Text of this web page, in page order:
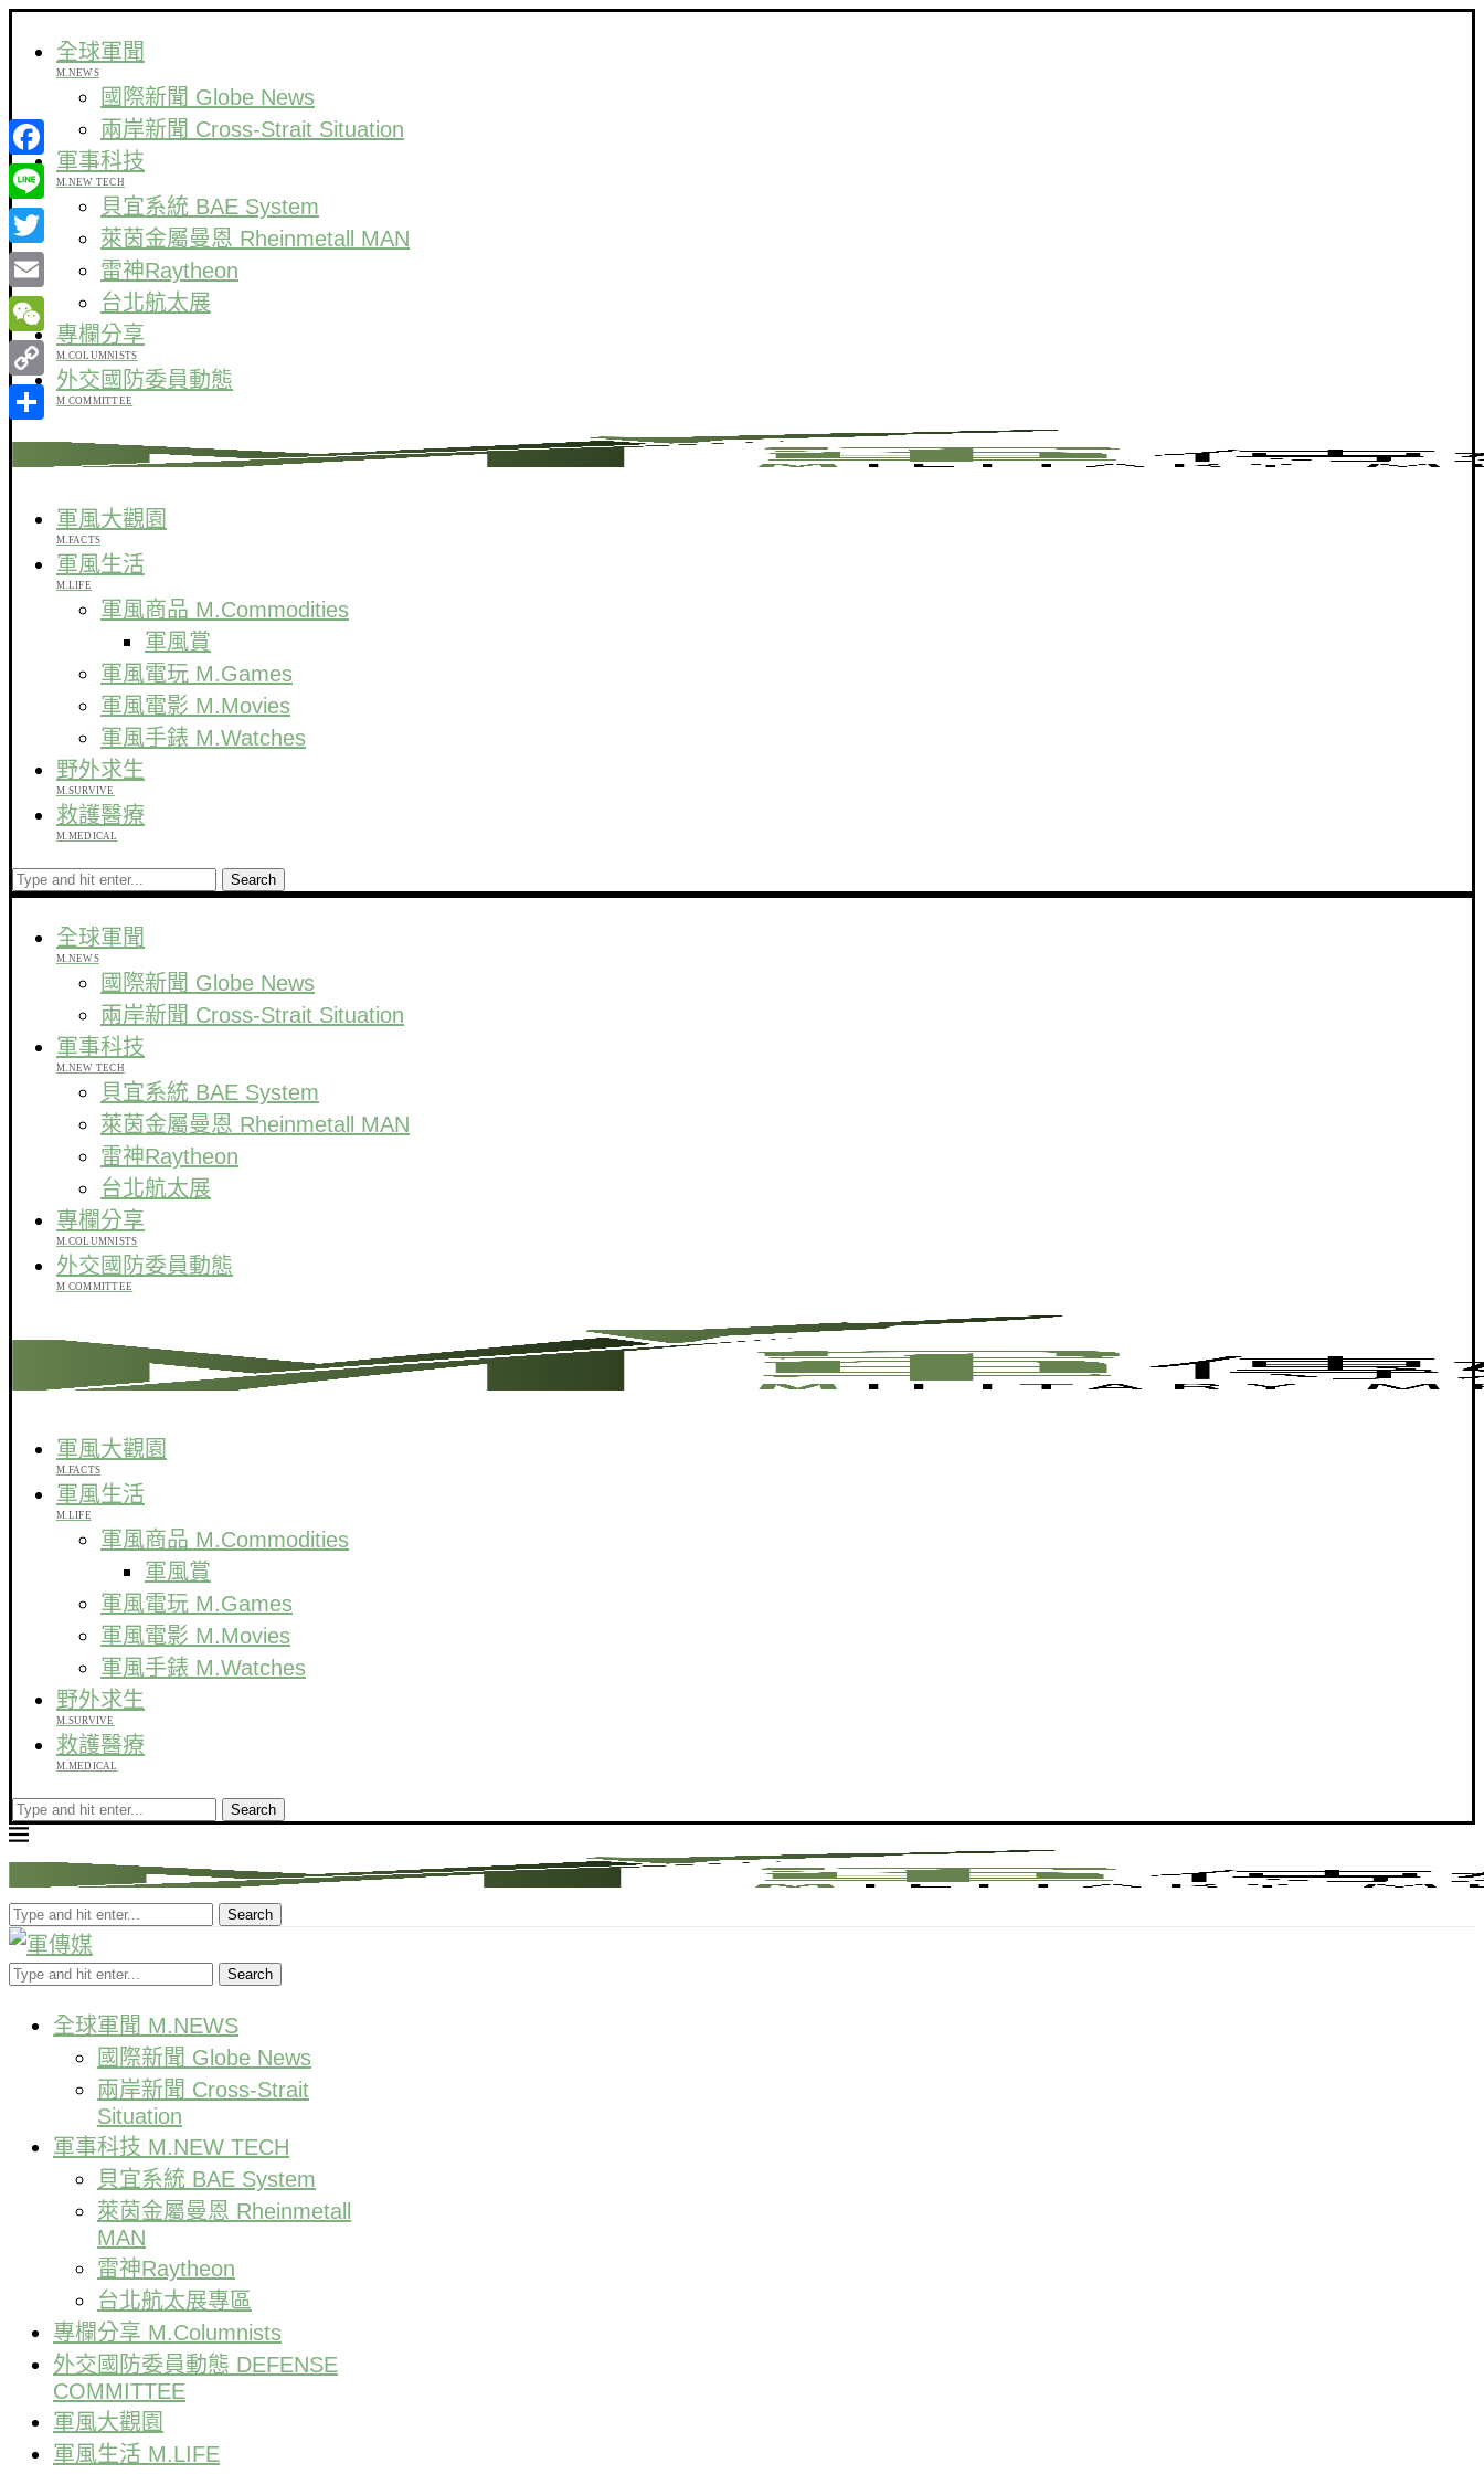
全球軍聞
M.NEWS
國際新聞 Globe News
兩岸新聞 Cross-Strait Situation
軍事科技
M.NEW TECH
貝宜系統 BAE System
萊茵金屬曼恩 Rheinmetall MAN
雷神Raytheon
台北航太展
專欄分享
M.COLUMNISTS
外交國防委員動態
M COMMITTEE
軍風大觀園
M.FACTS
軍風生活
M.LIFE
軍風商品 M.Commodities
軍風賞
軍風電玩 M.Games
軍風電影 M.Movies
軍風手錶 M.Watches
野外求生
M.SURVIVE
救護醫療
M.MEDICAL
Search
全球軍聞
M.NEWS
國際新聞 Globe News
兩岸新聞 Cross-Strait Situation
軍事科技
M.NEW TECH
貝宜系統 BAE System
萊茵金屬曼恩 Rheinmetall MAN
雷神Raytheon
台北航太展
專欄分享
M.COLUMNISTS
外交國防委員動態
M COMMITTEE
軍風大觀園
M.FACTS
軍風生活
M.LIFE
軍風商品 M.Commodities
軍風賞
軍風電玩 M.Games
軍風電影 M.Movies
軍風手錶 M.Watches
野外求生
M.SURVIVE
救護醫療
M.MEDICAL
Search
Search
Search
全球軍聞 M.NEWS
國際新聞 Globe News
兩岸新聞 Cross-Strait
Situation
軍事科技 M.NEW TECH
貝宜系統 BAE System
萊茵金屬曼恩 Rheinmetall
MAN
雷神Raytheon
台北航太展專區
專欄分享 M.Columnists
外交國防委員動態 DEFENSE
COMMITTEE
軍風大觀園
軍風生活 M.LIFE
Facebook
Line
Twitter
Email
WeChat
Copy
分
享